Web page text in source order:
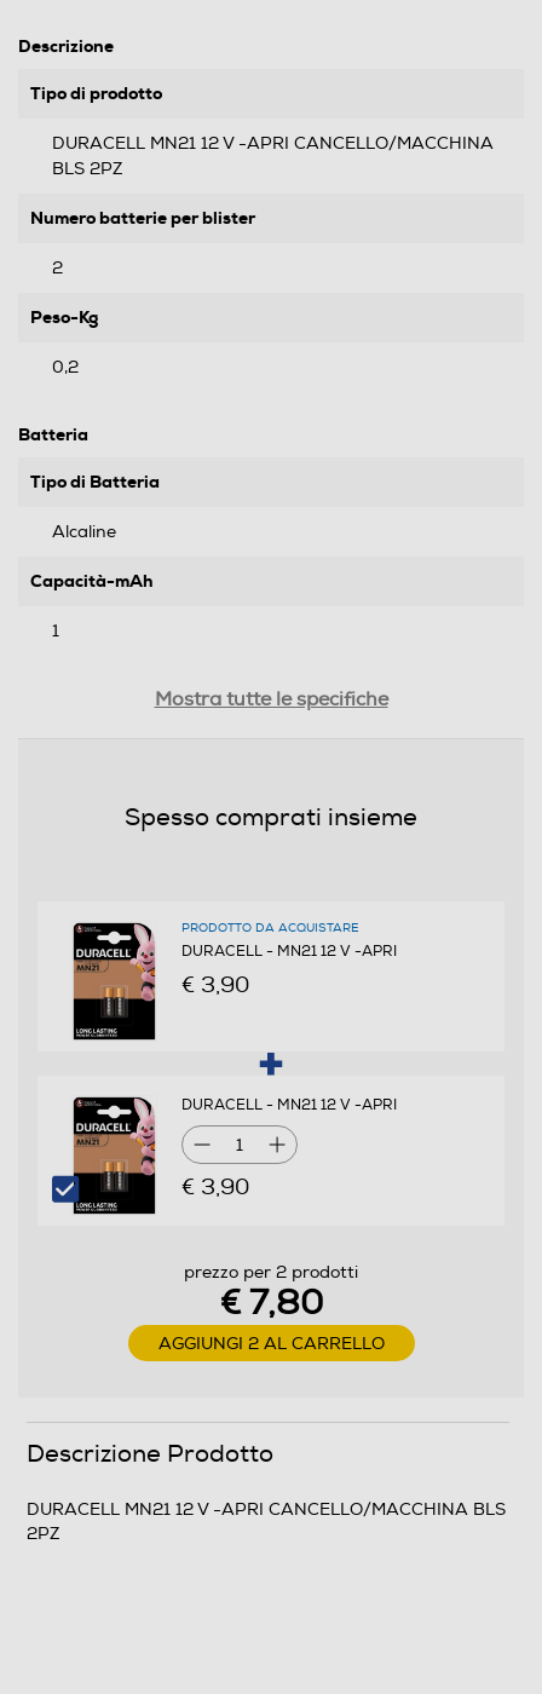
Descrizione
Tipo di prodotto
DURACELL MN21 12 V -APRI CANCELLO/MACCHINA
BLS 2PZ
Numero batterie per blister
2
Peso-Kg
0,2
Batteria
Tipo di Batteria
Alcaline
Capacità-mAh
1
Dimensioni - Peso
Profondità-mm
84
Informazioni sulla sicurezza del prodotto
Clicca qui
Mostra tutte le specifiche
Spesso comprati insieme
PRODOTTO DA ACQUISTARE
DURACELL - MN21 12 V -APRI
€ 3,90
DURACELL - MN21 12 V -APRI
1
€ 3,90
prezzo per 2 prodotti
€ 7,80
AGGIUNGI 2 AL CARRELLO
Descrizione Prodotto
DURACELL MN21 12 V -APRI CANCELLO/MACCHINA BLS
2PZ